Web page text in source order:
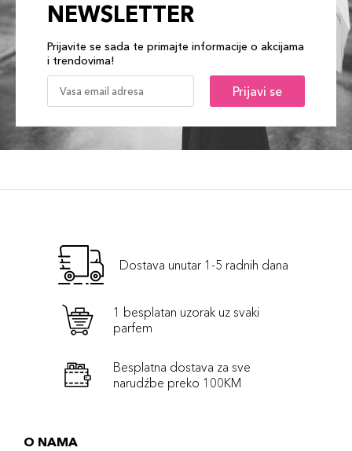
NEWSLETTER
Prijavite se sada te primajte informacije o akcijama
i trendovima!
Prijavi se
Dostava unutar 1-5 radnih dana
1 besplatan uzorak uz svaki
parfem
Besplatna dostava za sve
narudźbe preko 100KM
O NAMA